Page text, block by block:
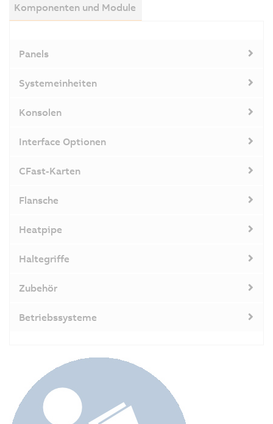
Komponenten und Module
Panels
Systemeinheiten
Konsolen
Interface Optionen
CFast-Karten
Flansche
Heatpipe
Haltegriffe
Zubehör
Betriebssysteme